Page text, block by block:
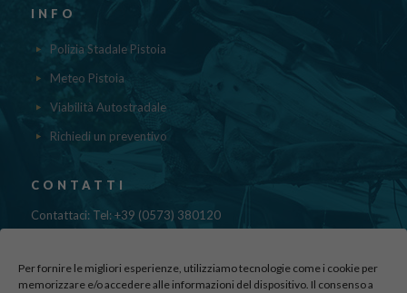
Per fornire le migliori esperienze, utilizziamo tecnologie come i cookie per
memorizzare e/o accedere alle informazioni del dispositivo. Il consenso a
INFO
Polizia Stadale Pistoia
Meteo Pistoia
Viabilità Autostradale
Richiedi un preventivo
CONTATTI
Contattaci: Tel: +39 (0573) 380120
Fax: 39 (0573) 985420
Via di Canapale, 10